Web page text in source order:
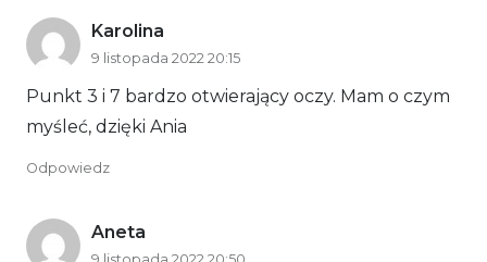
Karolina
9 listopada 2022 20:15
Punkt 3 i 7 bardzo otwierający oczy. Mam o czym
myśleć, dzięki Ania
Odpowiedz
Aneta